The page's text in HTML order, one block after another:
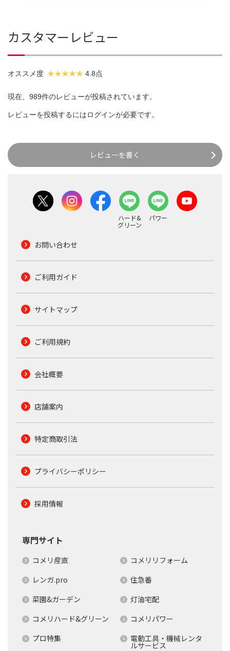
カスタマーレビュー
オススメ度 4.8点
現在、989件のレビューが投稿されています。
レビューを投稿するにはログインが必要です。
レビューを書く
ハード&
グリーン
パワー
お問い合わせ
ご利用ガイド
サイトマップ
ご利用規約
会社概要
店舗案内
特定商取引法
プライバシーポリシー
採用情報
専門サイト
コメリ産直
コメリリフォーム
レンガ.pro
住急番
菜園&ガーデン
灯油宅配
コメリハード&グリーン
コメリパワー
プロ特集
電動工具・機械レンタ
ルサービス